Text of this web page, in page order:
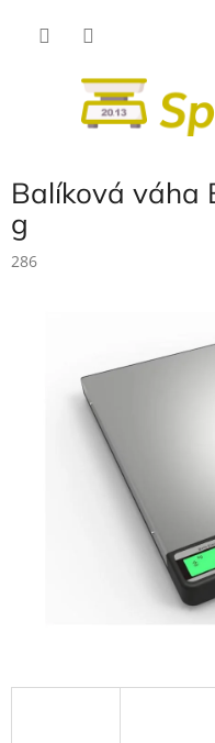
Balíková váha
g
286